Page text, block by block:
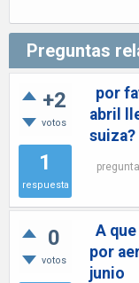
Preguntas
+2
votos
1
respuesta
por
abril
suiza?
0
votos
A
por
junio